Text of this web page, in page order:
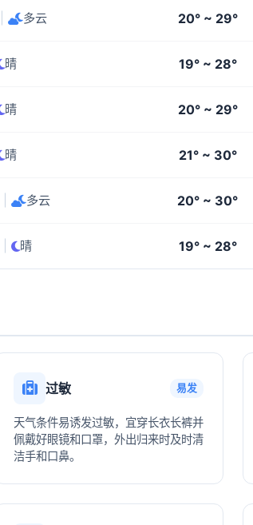
多云 20° ~ 29°
晴 19° ~ 28°
晴 20° ~ 29°
晴 21° ~ 30°
多云 20° ~ 30°
晴 19° ~ 28°
过敏 易发
天气条件易诱发过敏，宜穿长衣长裤并
佩戴好眼镜和口罩，外出归来时及时清
洁手和口鼻。